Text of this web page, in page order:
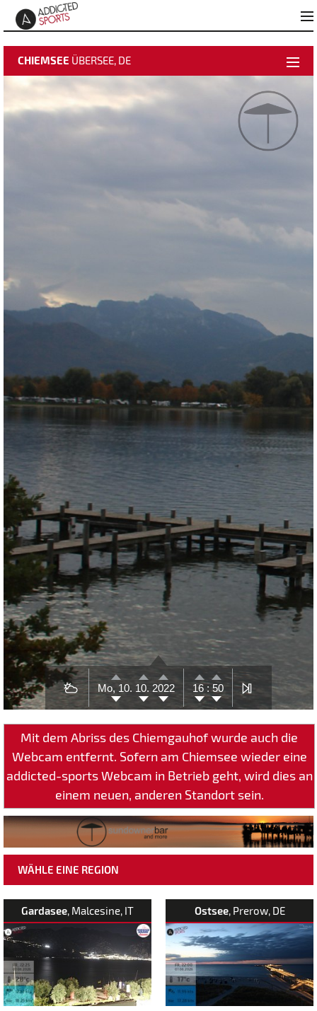
CHIEMSEE ÜBERSEE, DE
Mo, 10. 10. 2022 16 :50
Wetterdaten
Hinzufügen zu "Beste Bilder"
Meteomedia Föhndiagramm
Zurück
Mit dem Abriss des Chiemgauhof wurde auch die
Webcam entfernt. Sofern am Chiemsee wieder eine
addicted-sports Webcam in Betrieb geht, wird dies an
einem neuen, anderen Standort sein.
WÄHLE EINE REGION
Gardasee, Malcesine, IT Ostsee, Prerow, DE